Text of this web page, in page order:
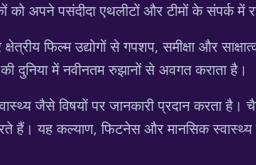
अपने पसंदीदा एथलीटों और टीमों के संपर्क में
फिल्म उद्योगों से गपशप, समीक्षा और
दुनिया में नवीनतम रुझानों से अवगत कराता है।
जैसे विषयों पर जानकारी प्रदान करता है।
हैं। यह कल्याण, फिटनेस और मानसिक स्वास्थ्य